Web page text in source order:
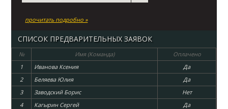
прочитать подробно »
СПИСОК ПРЕДВАРИТЕЛЬНЫХ ЗАЯВОК
№ Имя (Команда)
Оплачено
1
Иванова Ксения
Да
2
Беляева Юлия
Да
3
Заводский Борис
Нет
4
Кагырин Сергей
Да